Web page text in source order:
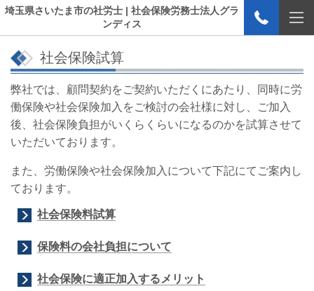
埼玉県さいたま市の社労士 | 社会保険労務士法人グラ
ンディス
社会保険試算
弊社では、顧問契約をご契約いただくにあたり、同時に労
働保険や社会保険加入をご検討の会社様に対し、ご加入
後、社会保険負担がいくらくらいになるのかを試算させて
いただいております。
また、労働保険や社会保険加入について下記にてご案内し
ております。
社会保険料試算
保険料の会社負担について
社会保険に適正加入するメリット